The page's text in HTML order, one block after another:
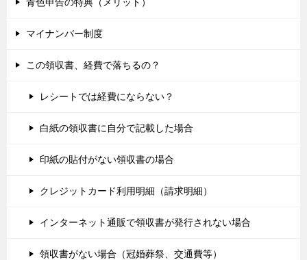
マイナンバー制度
この領収書、経費で落ちるの？
レシートでは経費にならない？
白紙の領収書に自分で記載した場合
印紙の貼付がない領収書の場合
クレジットカード利用明細（請求明細）
インターネット通販で領収書が発行されない場合
領収書がない場合（冠婚葬祭、交通費等）